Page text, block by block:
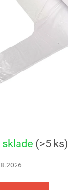
(>5 ks)